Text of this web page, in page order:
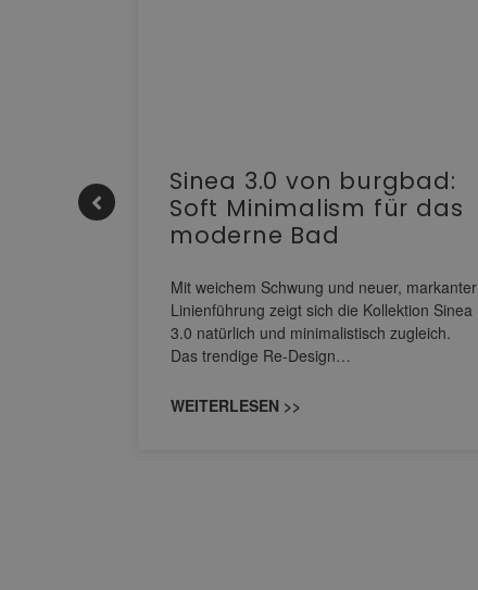
Sinea 3.0 von burgbad:
Soft Minimalism für das
moderne Bad
Mit weichem Schwung und neuer, markanter
Linienführung zeigt sich die Kollektion Sinea
3.0 natürlich und minimalistisch zugleich.
Das trendige Re-Design…
WEITERLESEN >>